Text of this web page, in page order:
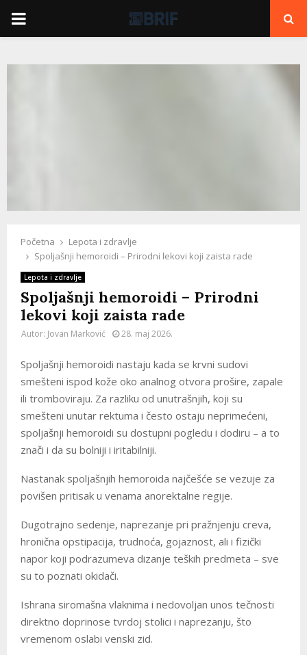
PRIMARY
Početna
Lepota i zdravlje
Spoljašnji hemoroidi – Prirodni lekovi koji zaista rade
Lepota i zdravlje
Spoljašnji hemoroidi – Prirodni
lekovi koji zaista rade
Autor: Jovan Marković 28. maj 2026.
Spoljašnji hemoroidi nastaju kada se krvni sudovi
smešteni ispod kože oko analnog otvora prošire, zapale
ili tromboviraju. Za razliku od unutrašnjih, koji su
smešteni unutar rektuma i često ostaju neprimećeni,
spoljašnji hemoroidi su dostupni pogledu i dodiru – a to
znači i da su bolniji i iritabilniji.
Nastanak spoljašnjih hemoroida najčešće se vezuje za
povišen pritisak u venama anorektalne regije.
Dugotrajno sedenje, naprezanje pri pražnjenju creva,
hronična opstipacija, trudnoća, gojaznost, ali i fizički
napor koji podrazumeva dizanje teških predmeta – sve
su to poznati okidači.
Ishrana siromašna vlaknima i nedovoljan unos tečnosti
direktno doprinose tvrdoj stolici i naprezanju, što
vremenom oslabi venski zid.